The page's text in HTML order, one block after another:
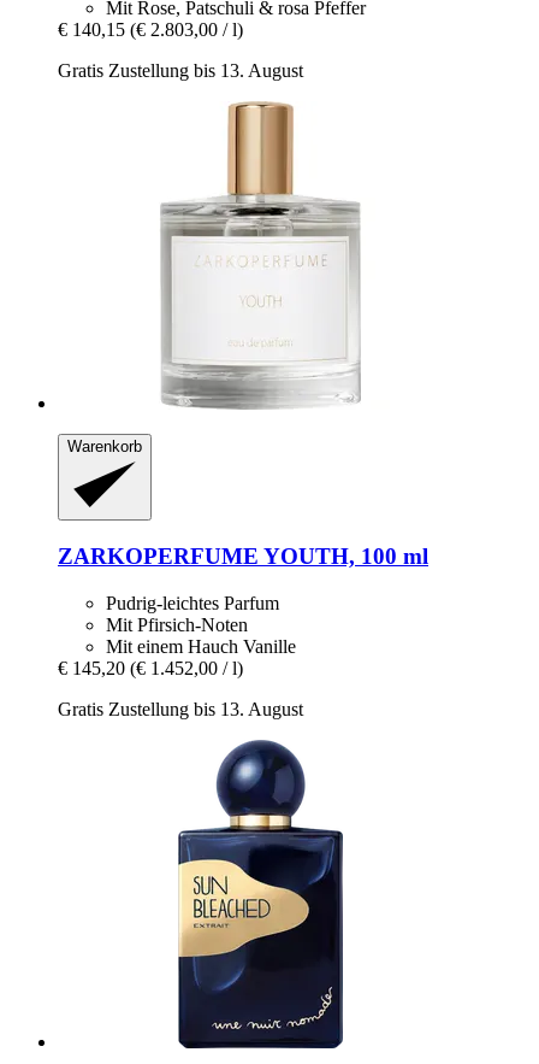
Mit Rose, Patschuli & rosa Pfeffer
€ 140,15 (€ 2.803,00 / l)
Gratis Zustellung bis 13. August
Warenkorb
ZARKOPERFUME YOUTH, 100 ml
Pudrig-leichtes Parfum
Mit Pfirsich-Noten
Mit einem Hauch Vanille
€ 145,20 (€ 1.452,00 / l)
Gratis Zustellung bis 13. August